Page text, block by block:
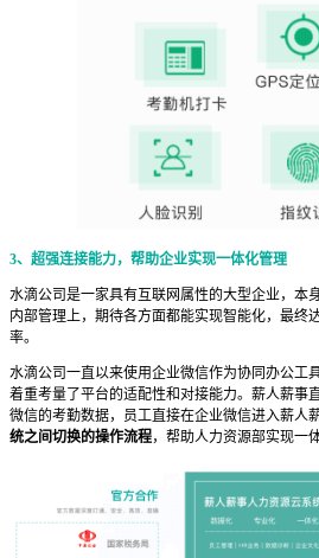
3、 超强连接能力，帮助企业实现一体化管理
水滴公司是一家具有互联网属性的大型企业，本
内部管理上，期待各方面都能实现智能化，最终
率。
水滴公司一直以来使用企业微信作为协同办公工
着重考量了平台的适配性和对接能力。薪人薪事
微信的考勤数据，员工直接在企业微信进入薪人
统之间切换的操作流程，帮助人力资源部实现一